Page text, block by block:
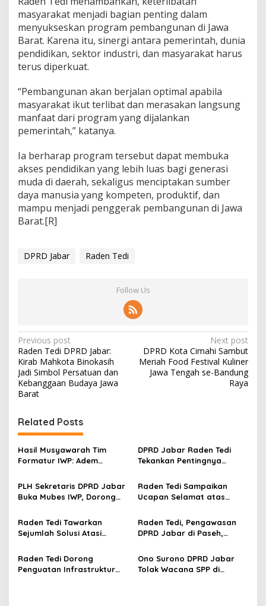
masyarakat menjadi bagian penting dalam
menyukseskan program pembangunan di Jawa
Barat. Karena itu, sinergi antara pemerintah, dunia
pendidikan, sektor industri, dan masyarakat harus
terus diperkuat.
“Pembangunan akan berjalan optimal apabila
masyarakat ikut terlibat dan merasakan langsung
manfaat dari program yang dijalankan
pemerintah,” katanya.
Ia berharap program tersebut dapat membuka
akses pendidikan yang lebih luas bagi generasi
muda di daerah, sekaligus menciptakan sumber
daya manusia yang kompeten, produktif, dan
mampu menjadi penggerak pembangunan di Jawa
Barat.[R]
DPRD Jabar Raden Tedi
Follow Us
P
o
s
t
a
v
i
a
i
o
n
Previous post
Raden Tedi DPRD Jabar:
Kirab Mahkota Binokasih
Jadi Simbol Persatuan dan
Kebanggaan Budaya Jawa
Barat
Next post
DPRD Kota Cimahi Sambut
Meriah Food Festival Kuliner
Jawa Tengah se-Bandung
Raya
Related Posts
Hasil Musyawarah Tim
Formatur IWP: Adem
IWP DPRD Jabar Periode
2026–2028
DPRD Jabar Raden Tedi
Tekankan Pentingnya
Pengendalian
Pembangunan yang Tepat
Sasaran
PLH Sekretaris DPRD Jabar
Buka Mubes IWP, Dorong
Perkuat Jurnalisme
Berbasis Fakta
Raden Tedi Sampaikan
Ucapan Selamat atas
Musyawarah Besar Ikatan
Wartawan Parlemen DPRD
Raden Tedi Tawarkan
Sejumlah Solusi Atasi
Nonaktif hingga Tingginya
Angka Perceraian di
Sumedang
Raden Tedi, Pengawasan
DPRD Jabar di Paseh,
Rusak hingga KIS Dicoret
Raden Tedi Dorong
Penguatan Infrastruktur
Ono Surono DPRD Jabar
Tolak Wacana SPP di